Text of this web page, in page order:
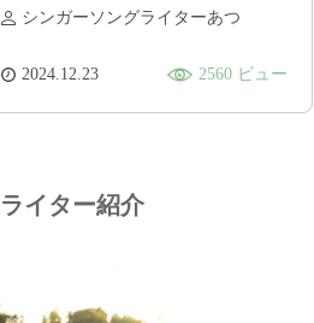
阪市森林公園」
シンガーソングライターあつ
2024.12.23 2560 ビュー
ライター紹介